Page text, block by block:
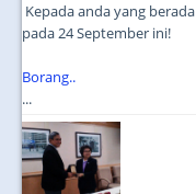
Kepada anda yang
pada 24 September ini!
Borang..
...